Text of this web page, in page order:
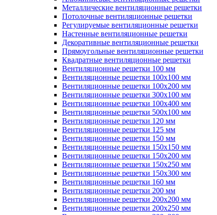
Металлические вентиляционные решетки
Потолочные вентиляционные решетки
Регулируемые вентиляционные решетки
Настенные вентиляционные решетки
Декоративные вентиляционные решетки
Прямоугольные вентиляционные решетки
Квадратные вентиляционные решетки
Вентиляционные решетки 100 мм
Вентиляционные решетки 100х100 мм
Вентиляционные решетки 100х200 мм
Вентиляционные решетки 300х100 мм
Вентиляционные решетки 100х400 мм
Вентиляционные решетки 500х100 мм
Вентиляционные решетки 120 мм
Вентиляционные решетки 125 мм
Вентиляционные решетки 150 мм
Вентиляционные решетки 150х150 мм
Вентиляционные решетки 150х200 мм
Вентиляционные решетки 150х250 мм
Вентиляционные решетки 150х300 мм
Вентиляционные решетки 160 мм
Вентиляционные решетки 200 мм
Вентиляционные решетки 200х200 мм
Вентиляционные решетки 200х250 мм